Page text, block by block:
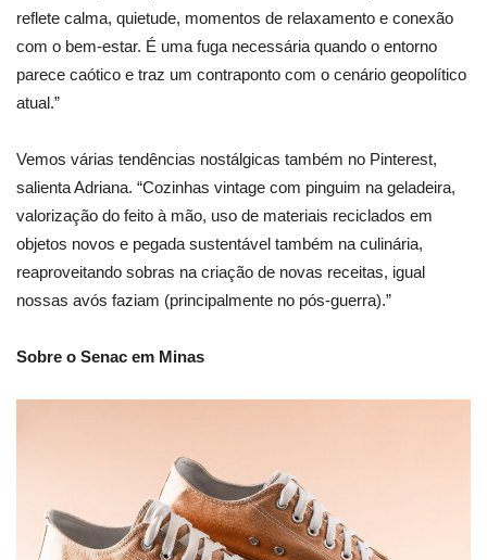
reflete calma, quietude, momentos de relaxamento e conexão
com o bem-estar. É uma fuga necessária quando o entorno
parece caótico e traz um contraponto com o cenário geopolítico
atual.”
Vemos várias tendências nostálgicas também no Pinterest,
salienta Adriana. “Cozinhas vintage com pinguim na geladeira,
valorização do feito à mão, uso de materiais reciclados em
objetos novos e pegada sustentável também na culinária,
reaproveitando sobras na criação de novas receitas, igual
nossas avós faziam (principalmente no pós-guerra).”
Sobre o Senac em Minas